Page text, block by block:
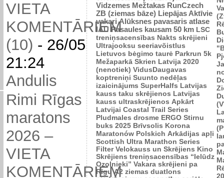
VIETA
KOMENTĀRIEM
(10) - 26/05
21:24
Andulis
Rimi Rīgas
maratons
2026 –
VIETA
KOMENTĀRIEM
Vidzemes Mežtakas RunCzech
ZB (ziemas bāze) Liepājas Aktīvie
vakari Alūksnes pavasaris atlase
IAU Pasaules kausam 50 km LSC
treniņsacensības Nakts skrējieni
Ultrajooksu seeriavõistlus
Lietuvos bėgimo taurė Parkrun 5k
Mežaparkā Skrien Latvija 2020
(nenotiek) VidusDaugavas
koptreniņi Suunto nedēļas
izaicinājums SuperHalfs Latvijas
kauss taku skrējienos Latvijas
kauss ultraskrējienos Apkārt
Latvijai Coastal Trail Series
Pludmales drosme ERGO Stirnu
buks 2025 Brīvsolis Korona
Maratonów Polskich Arkādijas apļi
Scottish Ultra Marathon Series
Filter Velokauss un Skrējiens Kino
Skrējiens treniņsacensības “Ielūdz
Ozolnieki” Vakara skrējieni pa
Rīgu A2 ziemas duatlons